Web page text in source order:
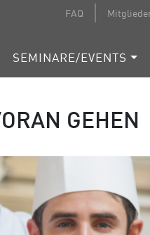
FAQ
SEMINARE/EVENTS
GEHEN